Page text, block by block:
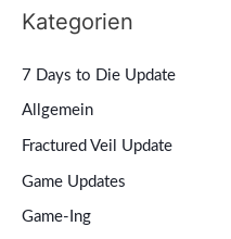
Kategorien
7 Days to Die Update
Allgemein
Fractured Veil Update
Game Updates
Game-Ing